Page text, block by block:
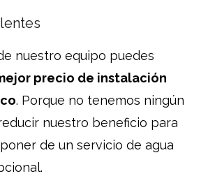
nuestro equipo puedes
precio de instalación
. Porque no tenemos ningún
nuestro beneficio para
de un servicio de agua